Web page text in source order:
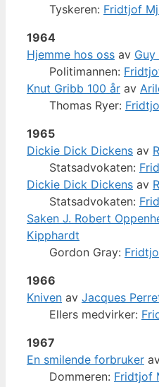
Tyskeren: Fridtjof
1964
Hjemme hos oss av
Politimannen:
Knut Gribb 100 år av
Thomas Ryer:
1965
Dickie Dick Dickens av
Statsadvokaten:
Dickie Dick Dickens av
Statsadvokaten:
Saken J. Robert
Kipphardt
Gordon Gray:
1966
Kniven av Jacques
Ellers medvirker:
1967
En smilende forbruker
Dommeren: Fridtjof